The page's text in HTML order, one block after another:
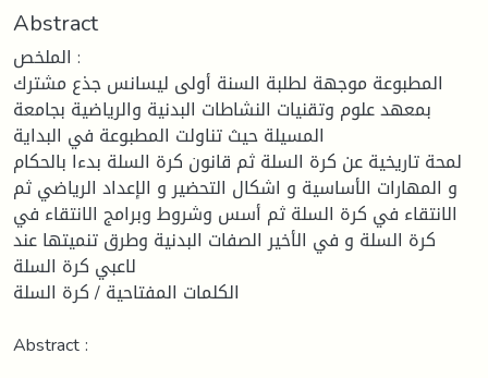
Abstract
الملخص :
المطبوعة موجهة لطلبة السنة أولى ليسانس جذع مشترك
بمعهد علوم وتقنيات النشاطات البدنية والرياضية بجامعة
المسيلة حيث تناولت المطبوعة في البداية
لمحة تاريخية عن كرة السلة ثم قانون كرة السلة بدءا بالحكام
و المهارات الأساسية و اشكال التحضير و الإعداد الرياضي ثم
الانتقاء في كرة السلة ثم أسس وشروط وبرامج الانتقاء في
كرة السلة و في الأخير الصفات البدنية وطرق تنميتها عند
لاعبي كرة السلة
الكلمات المفتاحية / كرة السلة
Abstract :